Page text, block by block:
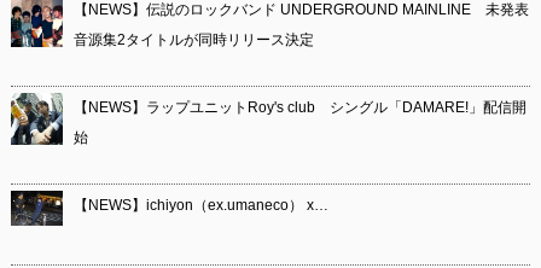
【NEWS】伝説のロックバンド UNDERGROUND MAINLINE 未発表
音源集2タイトルが同時リリース決定
【NEWS】ラップユニットRoy's club シングル「DAMARE!」配信開
始
【NEWS】ichiyon（ex.umaneco） x…